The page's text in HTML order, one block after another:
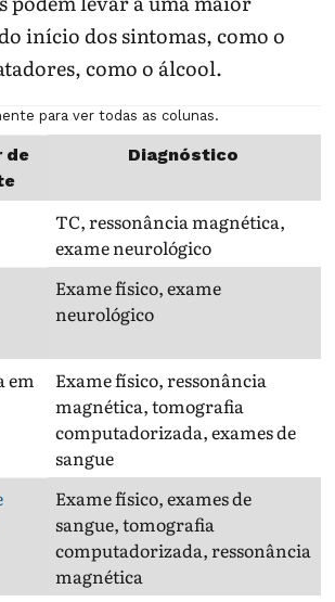
início dos sintomas, como o
como o álcool.
para ver todas as colunas.
de
Diagnóstico
TC, ressonância magnética,
exame neurológico
Exame físico, exame
neurológico
em
Exame físico, ressonância
magnética, tomografia
computadorizada, exames de
sangue
Exame físico, exames de
sangue, tomografia
computadorizada, ressonância
magnética